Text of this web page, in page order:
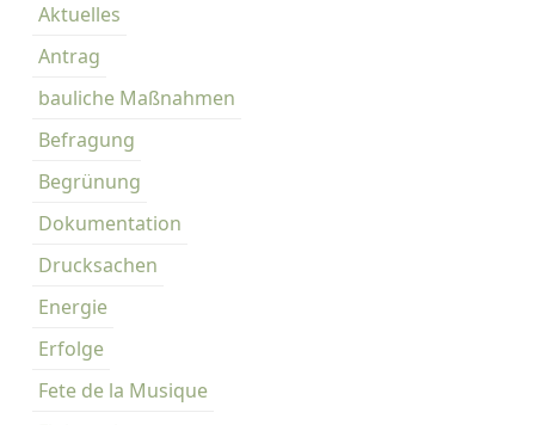
r
K
Aktuelles
Antrag
bauliche Maßnahmen
Befragung
Begrünung
Dokumentation
Drucksachen
Energie
Erfolge
Fete de la Musique